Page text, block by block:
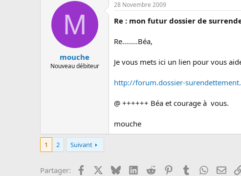
M
mouche
Nouveau débiteur
28 Novembre 2009
Re : mon futur dossier de
Re........Béa,
Je vous mets ici un lien pour vous
http://forum.dossier-
@ ++++++ Béa et courage à vous.
mouche
1 2 Suivant
Partager: Facebook BlueskyLinkedInReddit PinterestTumblr